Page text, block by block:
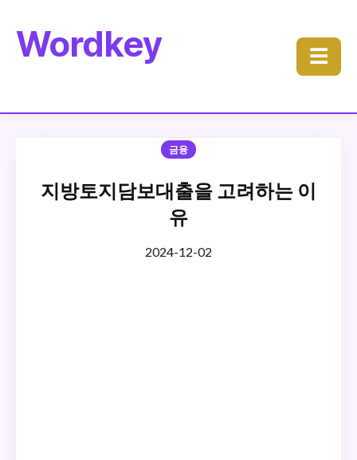
Wordkey ☰
금융
지방토지담보대출을 고려하는 이
유
2024-12-02